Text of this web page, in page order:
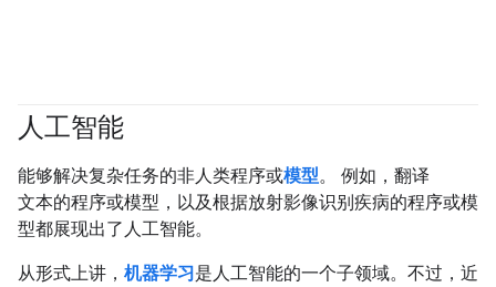
人工智能
能够解决复杂任务的非人类程序或模型。 例如，翻译
文本的程序或模型，以及根据放射影像识别疾病的程序或模
型都展现出了人工智能。
从形式上讲， 机器学习是人工智能的一个子领域。不过，近